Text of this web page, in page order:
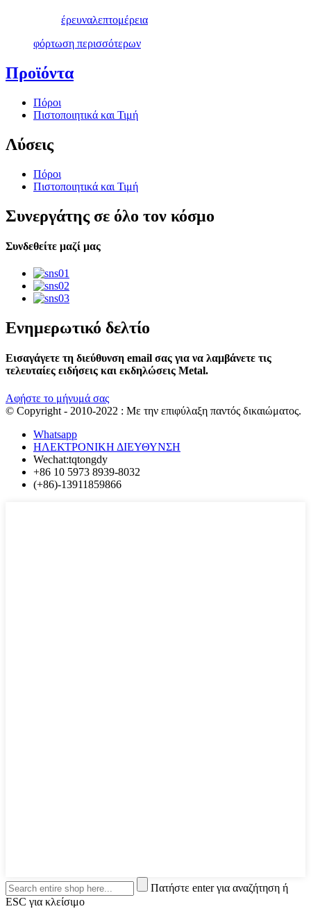
έρευναλεπτομέρεια
φόρτωση περισσότερων
Προϊόντα
Πόροι
Πιστοποιητικά και Τιμή
Λύσεις
Πόροι
Πιστοποιητικά και Τιμή
Συνεργάτης σε όλο τον κόσμο
Συνδεθείτε μαζί μας
Ενημερωτικό δελτίο
Εισαγάγετε τη διεύθυνση email σας για να λαμβάνετε τις
τελευταίες ειδήσεις και εκδηλώσεις Metal.
Αφήστε το μήνυμά σας
© Copyright - 2010-2022 : Με την επιφύλαξη παντός δικαιώματος.
Whatsapp
ΗΛΕΚΤΡΟΝΙΚΗ ΔΙΕΥΘΥΝΣΗ
Wechat:tqtongdy
+86 10 5973 8939-8032
(+86)-13911859866
Πατήστε enter για αναζήτηση ή
ESC για κλείσιμο